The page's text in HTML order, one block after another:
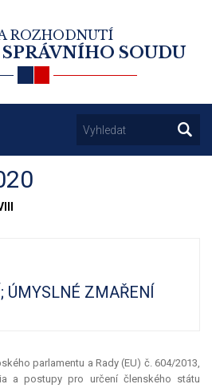
ROZHODNUTÍ
SOUDU
ÚMYSLNÉ ZMAŘENÍ
parlamentu a Rady (EU) č. 604/2013,
a postupy pro určení členského státu